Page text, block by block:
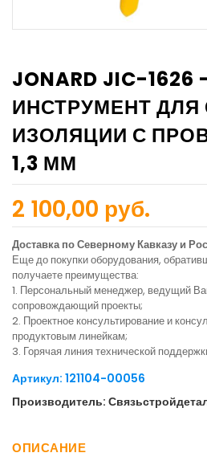
JONARD JIC-1626
ИНСТРУМЕНТ ДЛЯ
ИЗОЛЯЦИИ С
1,3 ММ
2 100,00 руб.
Доставка по Северному Кавказу и
Еще до покупки оборудования,
получаете преимущества:
1. Персональный менеджер, ведущий
сопровождающий проекты;
2. Проектное консультирование и
продуктовым линейкам;
3. Горячая линия технической
Артикул: 121104-00056
Производитель:
ОПИСАНИЕ